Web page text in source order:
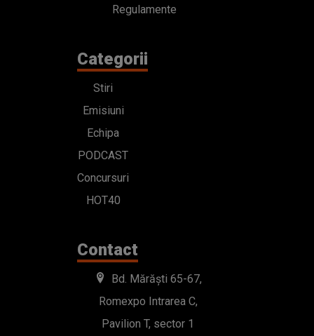
Regulamente
Categorii
Stiri
Emisiuni
Echipa
PODCAST
Concursuri
HOT40
Contact
Bd. Mărăști 65-67,
Romexpo Intrarea C,
Pavilion T, sector 1